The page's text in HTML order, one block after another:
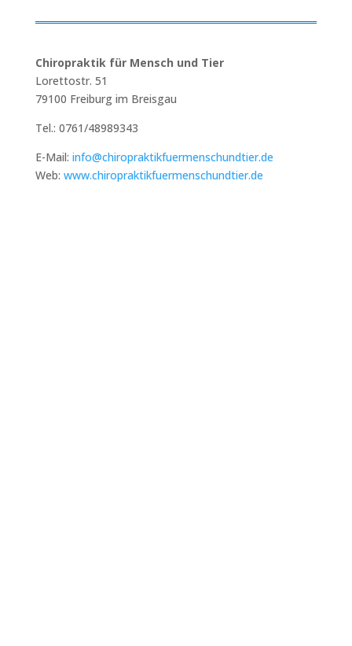
Chiropraktik für Mensch und Tier
Lorettostr. 51
79100 Freiburg im Breisgau
Tel.: 0761/48989343
E-Mail: info@chiropraktikfuermenschundtier.de
Web: www.chiropraktikfuermenschundtier.de